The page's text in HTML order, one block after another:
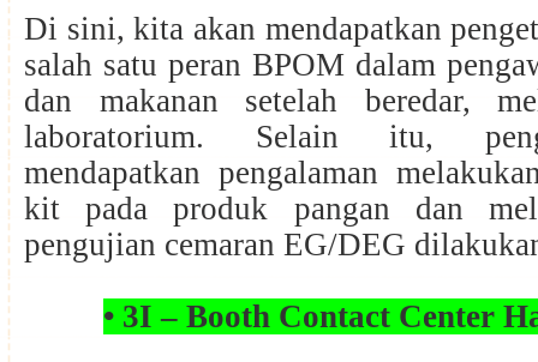
Di sini, kita akan mendapatkan
salah satu peran BPOM dalam
dan makanan setelah beredar,
laboratorium. Selain itu,
mendapatkan pengalaman
kit pada produk pangan dan
pengujian cemaran EG/DEG
• 3I – Booth Contact Center